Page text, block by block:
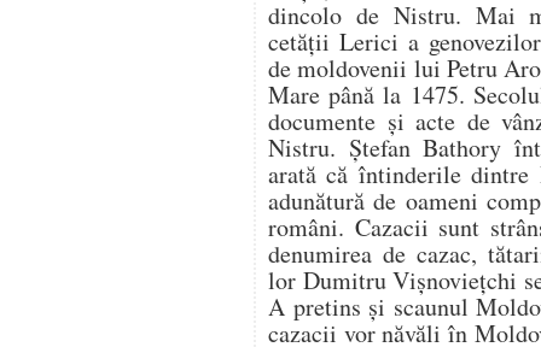
dincolo de Nistru. Mai
cetăţii Lerici a
de moldovenii lui Petru
Mare până la 1475.
documente şi acte de
Nistru. Ştefan Bathory
arată că întinderile
adunătură de oameni
români. Cazacii sunt
denumirea de cazac,
lor Dumitru Vişnovieţchi
A pretins şi scaunul
cazacii vor năvăli în